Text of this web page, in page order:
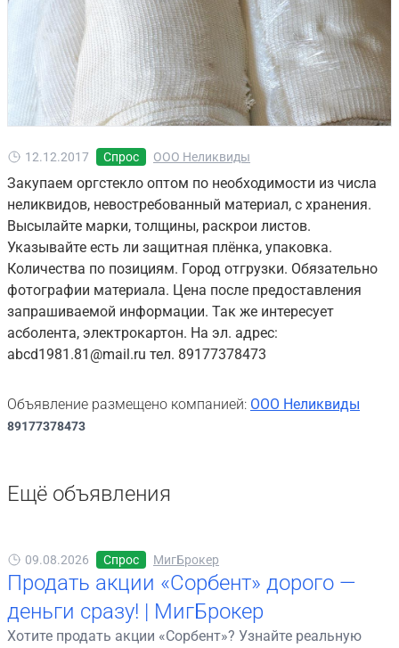
12.12.2017 Спрос ООО Неликвиды
Закупаем оргстекло оптом по необходимости из числа
неликвидов, невостребованный материал, с хранения.
Высылайте марки, толщины, раскрои листов.
Указывайте есть ли защитная плёнка, упаковка.
Количества по позициям. Город отгрузки. Обязательно
фотографии материала. Цена после предоставления
запрашиваемой информации. Так же интересует
асболента, электрокартон. На эл. адрес:
abcd1981.81@mail.ru тел. 89177378473
Объявление размещено компанией: ООО Неликвиды
89177378473
Ещё объявления
09.08.2026 Спрос МигБрокер
Продать акции «Сорбент» дорого —
деньги сразу! | МигБрокер
Хотите продать акции «Сорбент»? Узнайте реальную